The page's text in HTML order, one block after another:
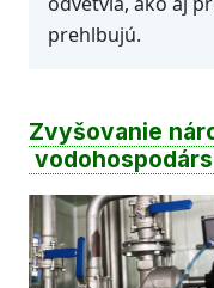
prehlbujú.
Zvyšovanie